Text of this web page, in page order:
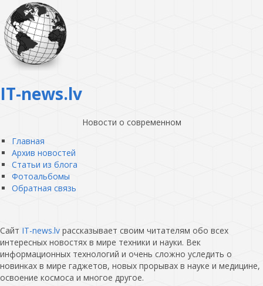
IT-news.lv
Новости о современном
Главная
Архив новостей
Статьи из блога
Фотоальбомы
Обратная связь
Сайт IT-news.lv рассказывает своим читателям обо всех
интересных новостях в мире техники и науки. Век
информационных технологий и очень сложно уследить о
новинках в мире гаджетов, новых прорывах в науке и медицине,
освоение космоса и многое другое.